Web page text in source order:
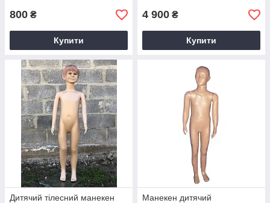
800 ₴
Купити
4 900 ₴
Купити
Дитячий тілесний манекен
Манекен дитячий